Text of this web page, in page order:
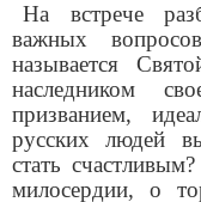
На встрече
важных
называется
наследником
призванием,
русских людей
стать
милосердии, о